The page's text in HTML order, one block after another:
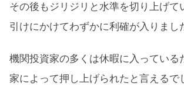
その後もジリジリと水準を切り上げて
引けにかけてわずかに利確が入りまし
機関投資家の多くは休暇に入っている
家によって押し上げられたと言えるで